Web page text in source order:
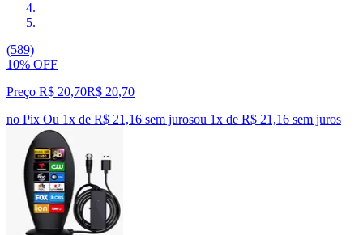
(589)
10% OFF
Preço R$ 20,70R$ 20,70
no Pix Ou 1x de R$ 21,16 sem jurosou 1x de R$ 21,16 sem juros